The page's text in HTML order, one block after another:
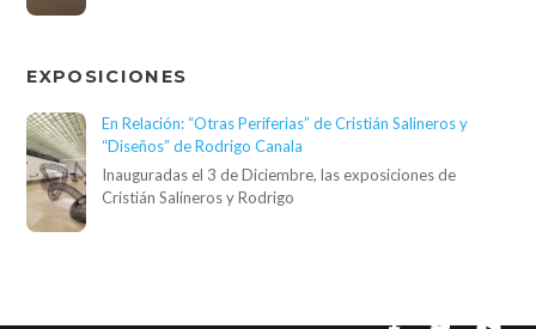
EXPOSICIONES
En Relación: “Otras Periferias” de Cristián Salineros y
“Diseños” de Rodrigo Canala
Inauguradas el 3 de Diciembre, las exposiciones de
Cristián Salineros y Rodrigo